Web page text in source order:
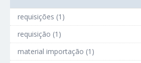
requisições (1)
requisição (1)
material importação (1)